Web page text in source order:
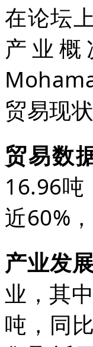
在论坛
产业
贸易现
贸易数
16.96吨
近60%
产业发
业，其
吨，同